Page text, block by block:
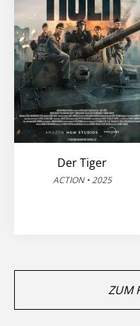
Der Tiger
ACTION • 2025
ZUM